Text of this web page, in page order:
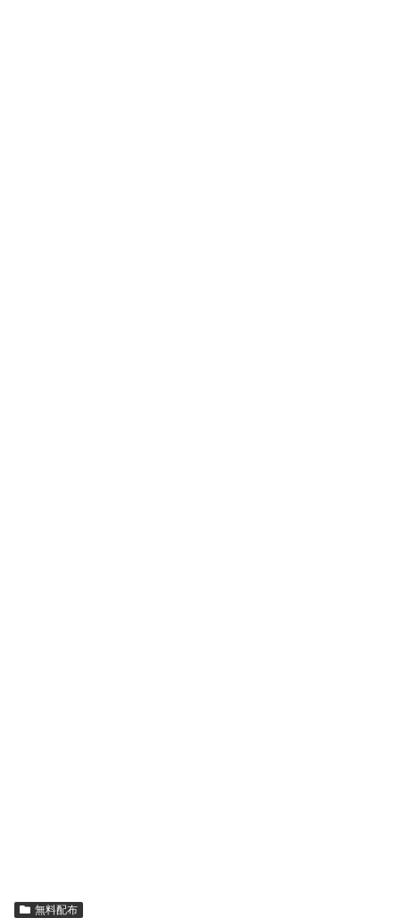
無料配布